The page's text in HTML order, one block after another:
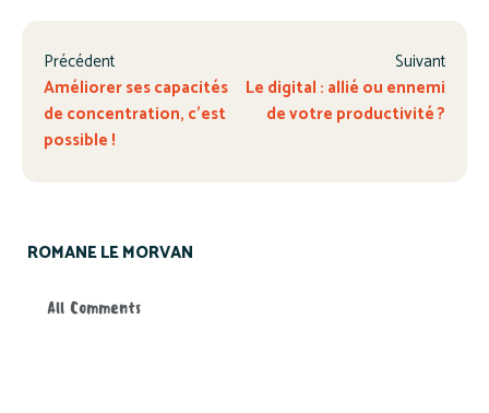
Précédent
Améliorer ses capacités
de concentration, c’est
possible !
Suivant
Le digital : allié ou ennemi
de votre productivité ?
ROMANE LE MORVAN
All Comments